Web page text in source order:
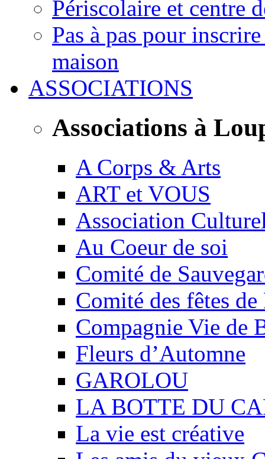
Périscolaire et centre
Pas à pas pour
maison
ASSOCIATIONS
Associations à
A Corps & Arts
ART et VOUS
Association
Au Coeur de soi
Comité de
Comité des fêtes
Compagnie Vie de
Fleurs d’Automne
GAROLOU
LA BOTTE DU
La vie est créative